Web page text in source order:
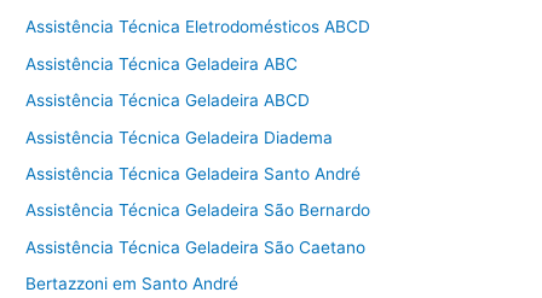
Assistência Técnica Eletrodomésticos ABCD
Assistência Técnica Geladeira ABC
Assistência Técnica Geladeira ABCD
Assistência Técnica Geladeira Diadema
Assistência Técnica Geladeira Santo André
Assistência Técnica Geladeira São Bernardo
Assistência Técnica Geladeira São Caetano
Bertazzoni em Santo André